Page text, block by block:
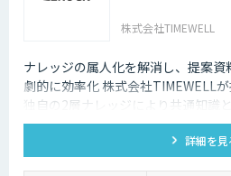
株式会社TIMEWELL
ナレッジの属人化を解消し、提案
劇的に効率化 株式会社TIMEWELLが
独自の2層ナレッジにより共通知識
活用できるAIエージェントです 。
80%削減し、商談獲得までを自動化
詳細を見